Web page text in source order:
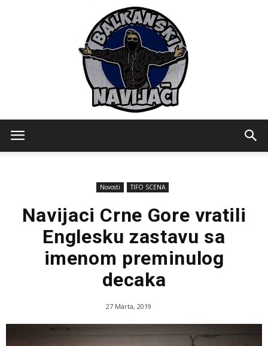
Novosti TIFO SCENA
Navijaci Crne Gore vratili
Englesku zastavu sa
imenom preminulog
decaka
27 Marta, 2019